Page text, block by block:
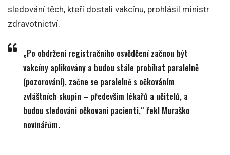
sledování těch, kteří dostali vakcínu, prohlásil ministr
zdravotnictví.
„Po obdržení registračního osvědčení začnou být
vakcíny aplikovány a budou stále probíhat paralelně
(pozorování), začne se paralelně s očkováním
zvláštních skupin – především lékařů a učitelů, a
budou sledováni očkovaní pacienti,“ řekl Muraško
novinářům.